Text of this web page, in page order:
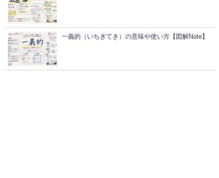
一義的（いちぎてき）の意味や使い方【図解Note】